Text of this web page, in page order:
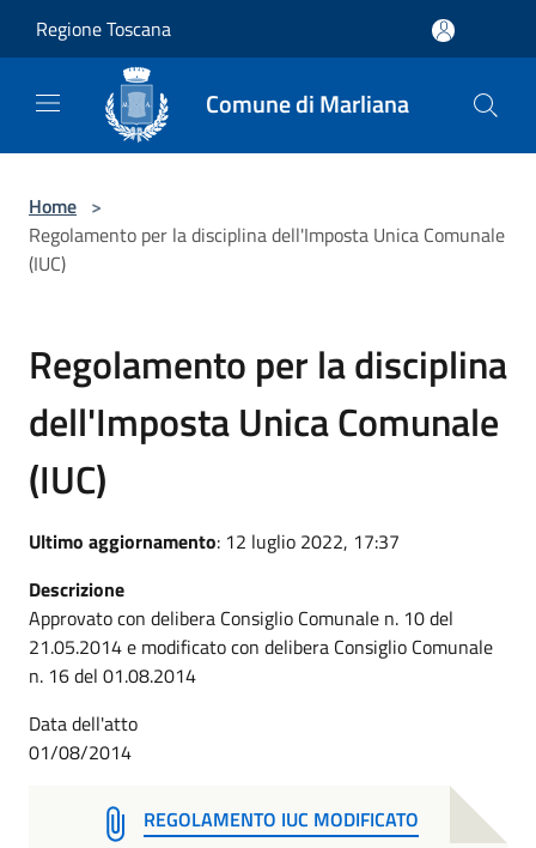
Regione Toscana
Comune di Marliana
Home >
Regolamento per la disciplina dell'Imposta Unica Comunale
(IUC)
Regolamento per la disciplina
dell'Imposta Unica Comunale
(IUC)
Ultimo aggiornamento: 12 luglio 2022, 17:37
Descrizione
Approvato con delibera Consiglio Comunale n. 10 del
21.05.2014 e modificato con delibera Consiglio Comunale
n. 16 del 01.08.2014
Data dell'atto
01/08/2014
REGOLAMENTO IUC MODIFICATO